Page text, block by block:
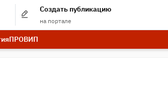
Создать публикацию
на портале
ПРОВИП